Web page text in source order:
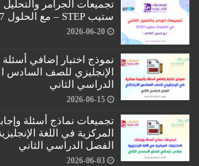
تجميعات الجرامر والتحليل
ستيب STEP – مع الحلول 1447هـ
2026-06-20
نموذج اختبار إضافي
الإنجليزي للصف السادس
الدراسي الثاني
2026-06-15
تجميعات نماذج أسئلة
المركزية في اللغة
الفصل الدراسي الثاني
2026-06-03